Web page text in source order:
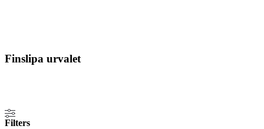
Finslipa urvalet
Filters